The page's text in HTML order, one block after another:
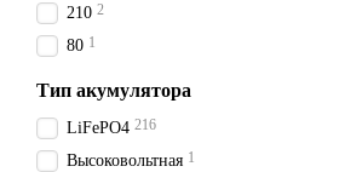
210 2
80 1
Тип акумулятора
LiFePO4 216
Высоковольтная 1